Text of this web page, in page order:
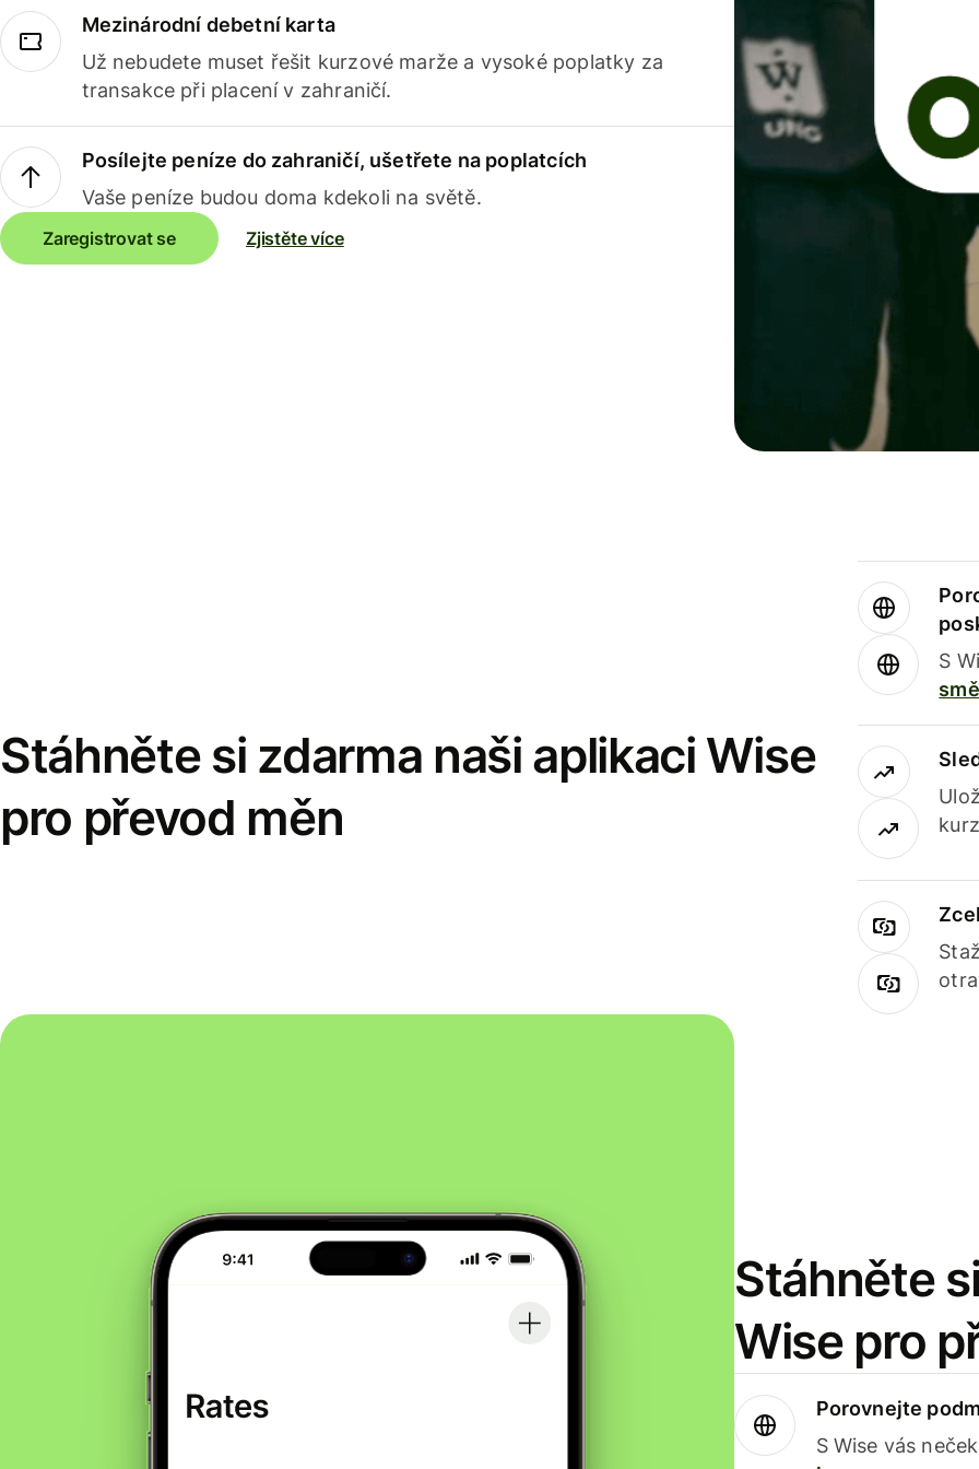
Mezinárodní debetní karta
Už nebudete muset řešit kurzové marže a vysoké poplatky za
transakce při placení v zahraničí.
Posílejte peníze do zahraničí, ušetřete na poplatcích
Vaše peníze budou doma kdekoli na světě.
Zaregistrovat se Zjistěte více
Stáhněte si zdarma naši aplikaci Wise
pro převod měn
S
Stáhněte
Wise pro
Porovnejte
S Wise vás